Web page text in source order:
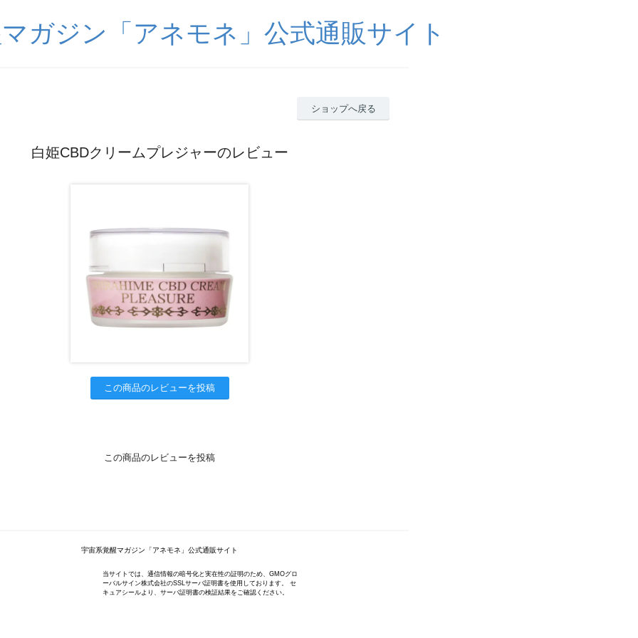
ガジン「アネモネ」公式通販サイト
ショップへ戻る
白姫CBDクリームプレジャーのレビュー
この商品のレビューを投稿
この商品のレビューを投稿
宇宙系覚醒マガジン「アネモネ」公式通販サイト
当サイトでは、通信情報の暗号化と実在性の証明のため、GMOグロ
ーバルサイン株式会社のSSLサーバ証明書を使用しております。 セ
キュアシールより、サーバ証明書の検証結果をご確認ください。